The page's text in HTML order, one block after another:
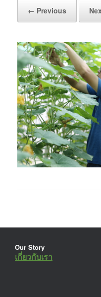
← Previous
Our Story
เกี่ยวกับเรา